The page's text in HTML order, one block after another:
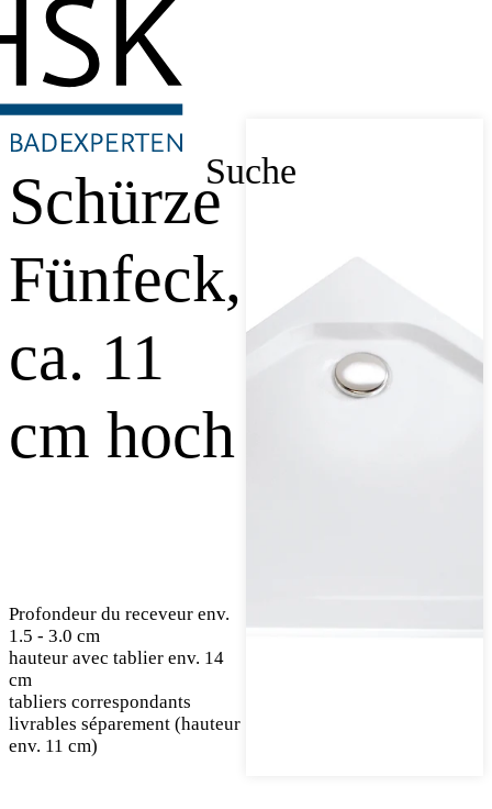
Suche
Schürze
Fünfeck,
ca. 11
cm hoch
Profondeur du receveur env.
1.5 - 3.0 cm
hauteur avec tablier env. 14
cm
tabliers correspondants
livrables séparement (hauteur
env. 11 cm)